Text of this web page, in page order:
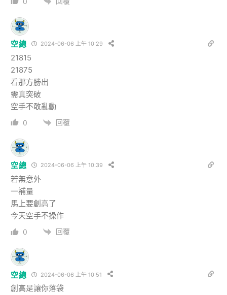
空總 2024-06-06 上午 10:29
21815
21875
看那方勝出
需真突破
空手不敢亂動
0 回覆
空總 2024-06-06 上午 10:39
若無意外
一補量
馬上要創高了
今天空手不操作
0 回覆
空總 2024-06-06 上午 10:51
創高是讓你落袋